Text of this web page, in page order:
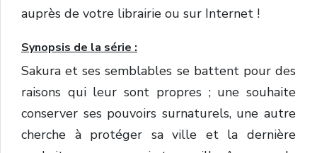
auprès de votre librairie ou sur Internet !
Synopsis de la série :
Sakura et ses semblables se battent pour des
raisons qui leur sont propres ; une souhaite
conserver ses pouvoirs surnaturels, une autre
cherche à protéger sa ville et la dernière